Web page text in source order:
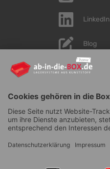
LinkedIn
Blog
YouTube